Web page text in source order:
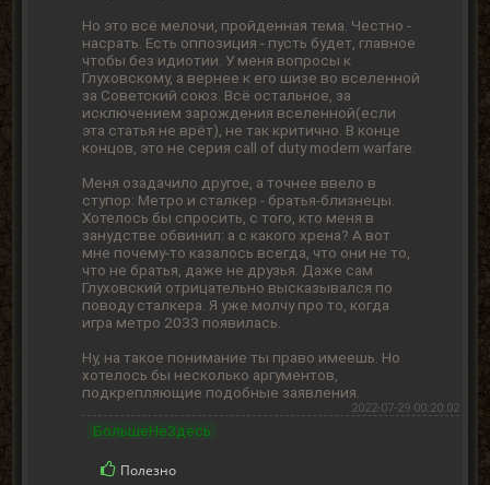
Но это всё мелочи, пройденная тема. Честно -
насрать. Есть оппозиция - пусть будет, главное
чтобы без идиотии. У меня вопросы к
Глуховскому, а вернее к его шизе во вселенной
за Советский союз. Всё остальное, за
исключением зарождения вселенной(если
эта статья не врёт), не так критично. В конце
концов, это не серия call of duty modern warfare.
Меня озадачило другое, а точнее ввело в
ступор: Метро и сталкер - братья-близнецы.
Хотелось бы спросить, с того, кто меня в
занудстве обвинил: а с какого хрена? А вот
мне почему-то казалось всегда, что они не то,
что не братья, даже не друзья. Даже сам
Глуховский отрицательно высказывался по
поводу сталкера. Я уже молчу про то, когда
игра метро 2033 появилась.
Ну, на такое понимание ты право имеешь. Но
хотелось бы несколько аргументов,
подкрепляющие подобные заявления.
2022-07-29 00:20:02
БольшеНеЗдесь
Полезно